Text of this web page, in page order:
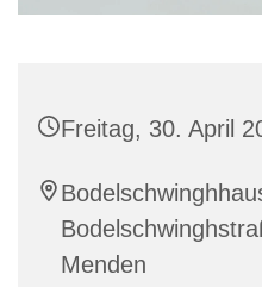
Freitag, 30. April
Menden